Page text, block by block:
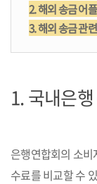
2. 해외 송금 어
3. 해외 송금 관
1.국내은
은행연합회의 소
수료를 비교할 수